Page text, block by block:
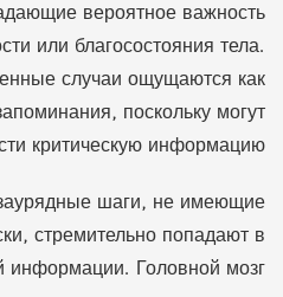
вероятное важность
или благосостояния тела.
случаи ощущаются как
поскольку могут
критическую информацию.
шаги, не имеющие
стремительно попадают в
информации. Головной мозг